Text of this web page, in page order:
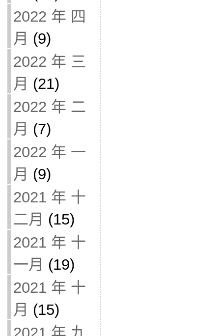
2022 年 四
月 (9)
2022 年 三
月 (21)
2022 年 二
月 (7)
2022 年 一
月 (9)
2021 年 十
二月 (15)
2021 年 十
一月 (19)
2021 年 十
月 (15)